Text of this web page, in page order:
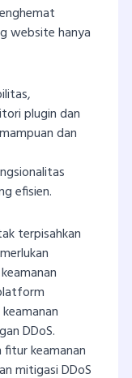
website hanya
plugin dan
dan
efisien.
terpisahkan
DDoS.
fitur keamanan
mitigasi DDoS